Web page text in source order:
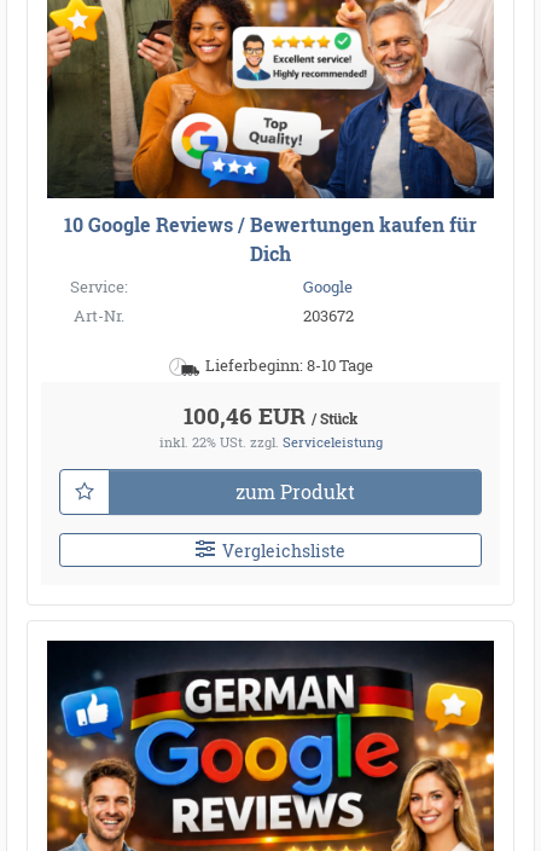
10 Google Reviews / Bewertungen kaufen für
Dich
Service:
Google
Art-Nr.
203672
Lieferbeginn: 8-10 Tage
100,46 EUR / Stück
inkl. 22% USt. zzgl. Serviceleistung
zum Produkt
Vergleichsliste
●
●
●
●
●
●
●
●
●
●
●
●
●
●
●
●
●
●
●
●
●
●
●
●
●
●